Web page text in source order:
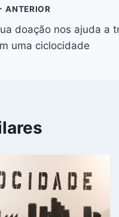
ANTERIOR
doação nos ajuda a
uma ciclocidade